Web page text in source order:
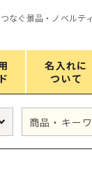
なぐ景品・ノベルティ
名入れに
ついて